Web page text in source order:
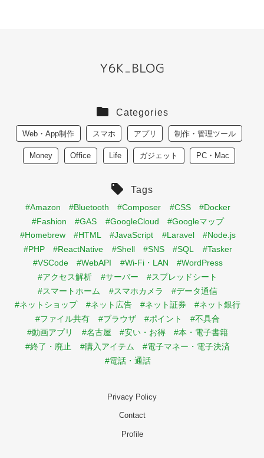
Categories
Web・App制作 スマホ アプリ 制作・管理ツール
Money Office Life ガジェット PC・Mac
Tags
#Amazon #Bluetooth #Composer #CSS
#Docker
#Fashion
#GAS #GoogleCloud
#Googleマップ
#Homebrew
#HTML #JavaScript #Laravel
#Node.js
#PHP
#ReactNative #Shell #SNS #SQL
#Tasker
#VSCode
#WebAPI #Wi-Fi・LAN
#WordPress
#アクセス解析
#サーバー
#スプレッドシート
#スマートホーム
#スマホカメラ
#データ通信
#ネットショップ
#ネット広告 #ネット証券
#ネット銀行
#ファイル共有
#ブラウザ #ポイント
#不具合
#動画アプリ
#名古屋 #安い・お得
#本・電子書籍
#終了・廃止
#購入アイテム
#電子マネー・電子決済
#電話・通話
Privacy Policy
Contact
Profile